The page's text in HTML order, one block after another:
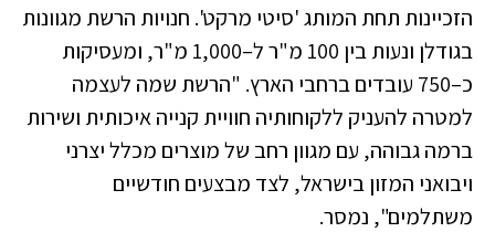
הזכיינות תחת המותג 'סיטי מרקט'. חנויות הרשת מגוונות
בגודלן ונעות בין 100 מ"ר ל–1,000 מ"ר, ומעסיקות
כ–750 עובדים ברחבי הארץ. "הרשת שמה לעצמה
למטרה להעניק ללקוחותיה חוויית קנייה איכותית ושירות
ברמה גבוהה, עם מגוון רחב של מוצרים מכלל יצרני
ויבואני המזון בישראל, לצד מבצעים חודשיים
משתלמים", נמסר.